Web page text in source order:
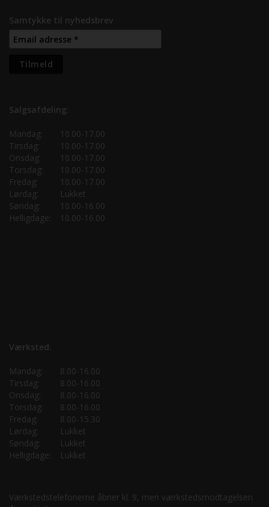
Samtykke til nyhedsbrev
Salgsafdeling:
Mandag:
10.00-17.00
Tirsdag:
10.00-17.00
Onsdag:
10.00-17.00
Torsdag:
10.00-17.00
Fredag:
10.00-17.00
Lørdag:
Lukket
Søndag:
10.00-16.00
Helligdage:
10.00-16.00
Værksted:
Mandag:
8.00-16.00
Tirsdag:
8.00-16.00
Onsdag:
8.00-16.00
Torsdag:
8.00-16.00
Fredag:
8.00-15.30
Lørdag:
Lukket
Søndag:
Lukket
Helligdage:
Lukket
Værkstedstelefonerne åbner kl. 9, men værkstedsmodtagelsen